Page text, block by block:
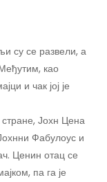
су се развели, а
као
и чак јој је
Јохн Цена
Фабулоус и
Ценин отац се
па га је